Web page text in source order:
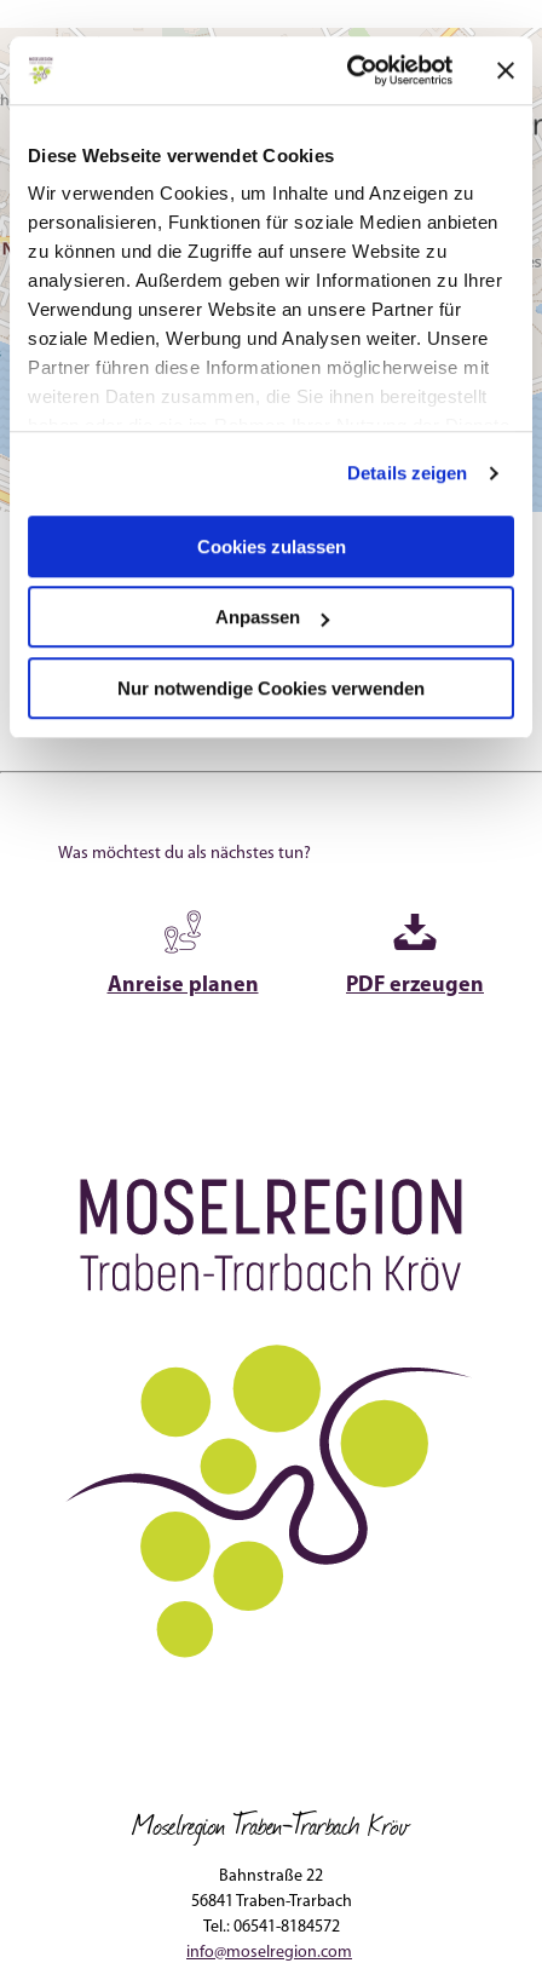
Diese Webseite verwendet Cookies
Wir verwenden Cookies, um Inhalte und Anzeigen zu
personalisieren, Funktionen für soziale Medien anbieten
zu können und die Zugriffe auf unsere Website zu
analysieren. Außerdem geben wir Informationen zu Ihrer
Verwendung unserer Website an unsere Partner für
soziale Medien, Werbung und Analysen weiter. Unsere
Partner führen diese Informationen möglicherweise mit
weiteren Daten zusammen, die Sie ihnen bereitgestellt
Details zeigen
Cookies zulassen
Anpassen
Nur notwendige Cookies verwenden
Allgemeine Informationen
Preisinformationen
Was möchtest du als nächstes tun?
Anreise planen PDF erzeugen
Moselregion Traben-Trarbach Kröv
Bahnstraße 22
56841 Traben-Trarbach
Tel.: 06541-8184572
info@moselregion.com